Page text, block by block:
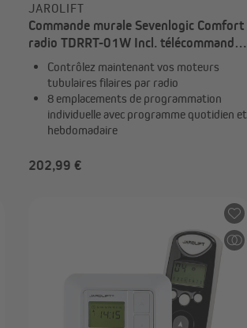
JAROLIFT
Commande murale Sevenlogic Comfort
radio TDRRT-01W Incl. télécommande
TDRC | 5x TDRRT-01W + 1x TDRC 08
Contrôlez maintenant vos moteurs
tubulaires filaires par radio
8 emplacements de programmation
individuelle avec programme quotidien et
hebdomadaire
202,99 €